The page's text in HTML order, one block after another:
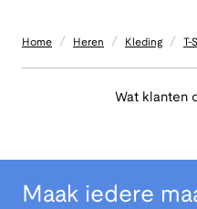
Home / Heren / Kleding / T-
Wat klanten
Maak iedere